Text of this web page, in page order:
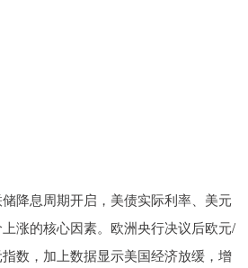
息周期开启，美债实际利率、美元
涨的核心因素。欧洲央行决议后欧元/
数，加上数据显示美国经济放缓，增